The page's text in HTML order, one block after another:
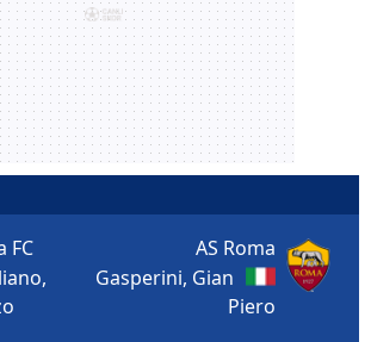
FC
AS Roma
Gasperini, Gian
Piero